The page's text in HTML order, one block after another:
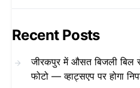
Recent Posts
जीरकपुर में औसत बिजली बिल
फोटो — व्हाट्सएप पर होगा